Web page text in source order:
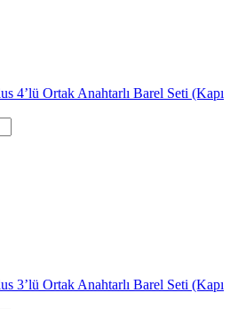
4’lü Ortak Anahtarlı Barel Seti (Kapı
3’lü Ortak Anahtarlı Barel Seti (Kapı